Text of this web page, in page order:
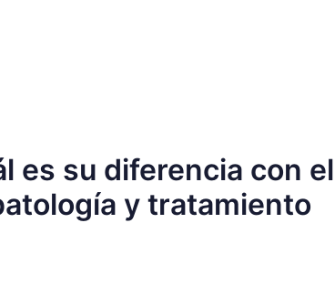
es su diferencia con el
y tratamiento